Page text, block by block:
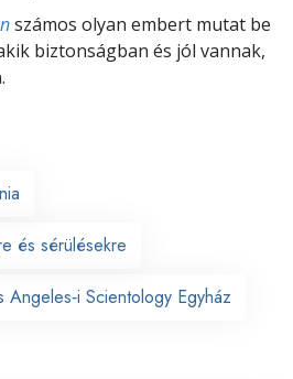
számos olyan embert mutat be
biztonságban és jól vannak,
és sérülésekre
Angeles‑i Scientology Egyház